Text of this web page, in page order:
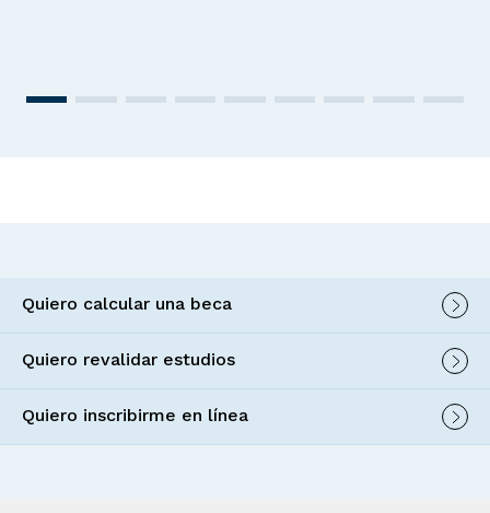
Quiero calcular una beca
Quiero revalidar estudios
Quiero inscribirme en línea